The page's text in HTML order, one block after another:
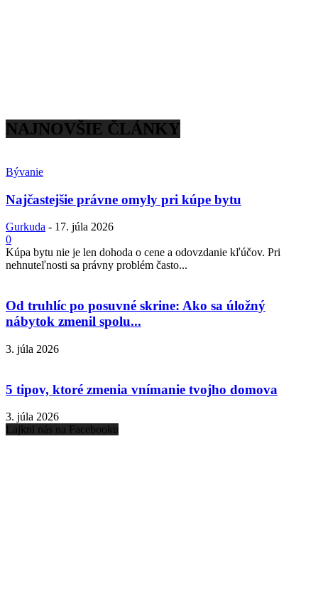
NAJNOVŠIE ČLÁNKY
Bývanie
Najčastejšie právne omyly pri kúpe bytu
Gurkuda - 17. júla 2026
0
Kúpa bytu nie je len dohoda o cene a odovzdanie kľúčov. Pri
nehnuteľnosti sa právny problém často...
Od truhlíc po posuvné skrine: Ako sa úložný
nábytok zmenil spolu...
3. júla 2026
5 tipov, ktoré zmenia vnímanie tvojho domova
3. júla 2026
Lajkni nás na Facebooku